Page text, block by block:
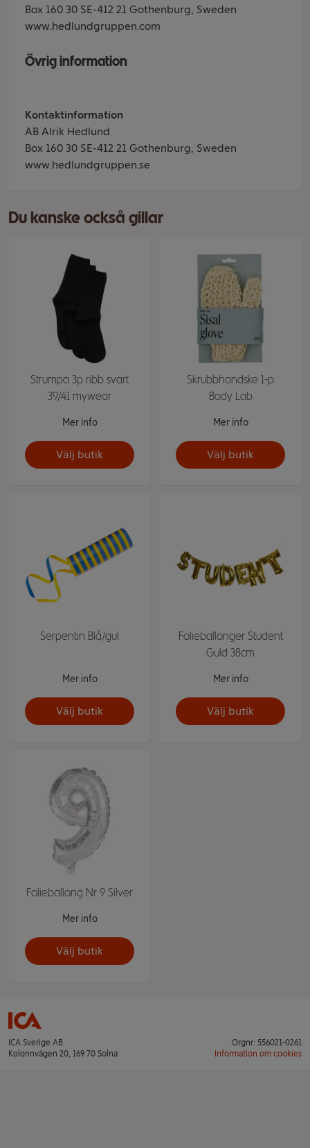
Box 160 30 SE-412 21 Gothenburg, Sweden
www.hedlundgruppen.com
Övrig information
Kontaktinformation
AB Alrik Hedlund
Box 160 30 SE-412 21 Gothenburg, Sweden
www.hedlundgruppen.se
Du kanske också gillar
Strumpa 3p ribb svart
39/41 mywear
Mer info
Välj butik
Skrubbhandske 1-p
Body Lab
Mer info
Välj butik
Serpentin Blå/gul
Mer info
Välj butik
Folieballonger Student
Guld 38cm
Mer info
Välj butik
Folieballong Nr 9 Silver
Mer info
Välj butik
ICA Sverige AB
Kolonnvägen 20, 169 70 Solna
Orgnr: 556021-0261
Information om cookies